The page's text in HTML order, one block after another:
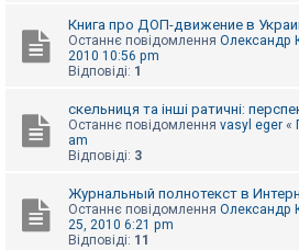
Книга про ДОП-движение в
Останнє повідомлення Олександр
2010 10:56 pm
Відповіді: 1
скельниця та інші ратичні:
Останнє повідомлення vasyl eger «
am
Відповіді: 3
Журнальный полнотекст в
Останнє повідомлення Олександр
25, 2010 6:21 pm
Відповіді: 11